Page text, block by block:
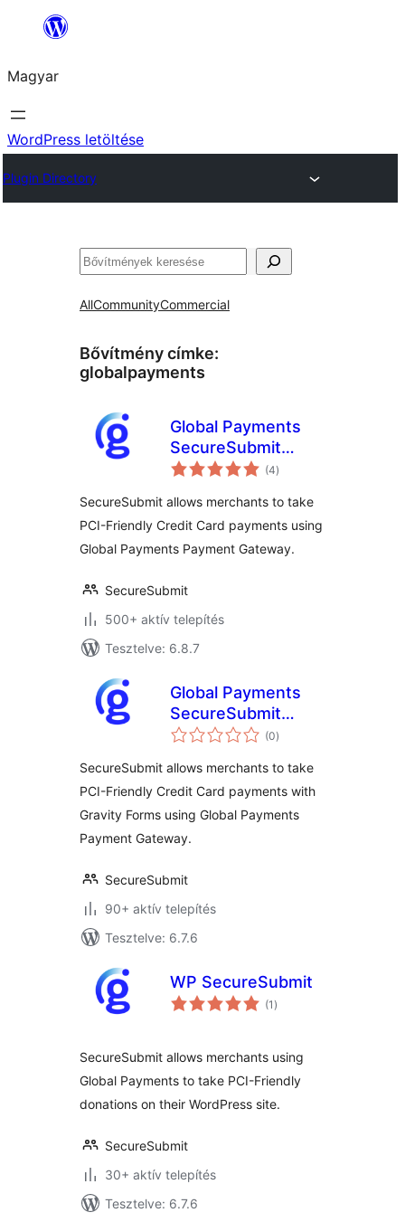
Ugrás
tartalomhoz
Magyar
WordPress letöltése
Plugin Directory
Keresés
AllCommunityCommercial
Bővítmény címke:
globalpayments
Global Payments
SecureSubmit
Gateway
(4értékelés
összesen
)
SecureSubmit allows merchants to take
PCI-Friendly Credit Card payments using
Global Payments Payment Gateway.
SecureSubmit
500+ aktív telepítés
Tesztelve: 6.8.7
Global Payments
SecureSubmit
Addon for Gravity
(0értékelés
összesen
)
SecureSubmit allows merchants to take
PCI-Friendly Credit Card payments with
Gravity Forms using Global Payments
Payment Gateway.
SecureSubmit
90+ aktív telepítés
Tesztelve: 6.7.6
WP SecureSubmit
(1 értékelés
összesen
)
SecureSubmit allows merchants using
Global Payments to take PCI-Friendly
donations on their WordPress site.
SecureSubmit
30+ aktív telepítés
Tesztelve: 6.7.6